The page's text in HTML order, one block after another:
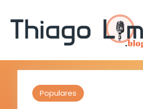
Populares